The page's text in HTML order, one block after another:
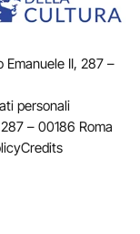
Emanuele II, 287 –
personali
– 00186 Roma
Credits